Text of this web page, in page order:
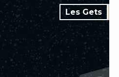
Les Gets